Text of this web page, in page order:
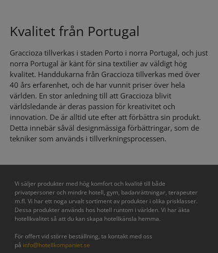
Kvalitet från Portugal
Graccioza tillverkas i staden Porto i norra Portugal, och just
norra Portugal är känt för sina textilier av väldigt hög
kvalitet. Handdukarna från Graccioza tillverkas med över
40 års erfarenhet, och de har vunnit priser över hela
världen. En stor anledning till att Graccioza blivit
världsledande är deras passion för kreativitet och
innovation. De är alltid ute efter att förbättra sin produkt.
Detta innebär såväl designmässiga förbättringar, som de
tekniker som används i tillverkningsprocessen.
Vi säljer produkter med hög komfort och kvalité till både
privatpersoner och mindre hotell, gym, badanrättningar, terapeuter
m.fl. Vi har ett noga urvalt sortiment av produkter i olika prisklasser.
Dessa produkter används hos hotell runtom i världen. Vi har äkta
hotellkvalitet så att du kan skapa hotellkänsla hemma.
För offert vid större beställning, ta kontakt med oss
på info@hotellkompaniet.se